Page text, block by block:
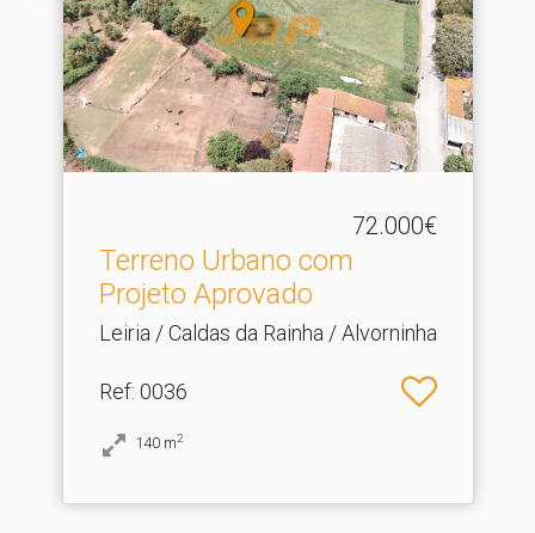
72.000€
Terreno Urbano com
Projeto Aprovado
Leiria / Caldas da Rainha / Alvorninha
Ref: 0036
140 m2